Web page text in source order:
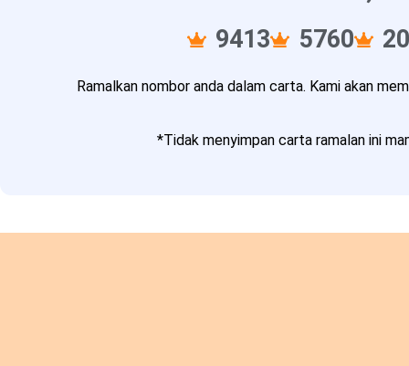
9413
5760
Ramalkan nombor anda dalam carta. Kami akan
*Tidak menyimpan carta ramalan ini